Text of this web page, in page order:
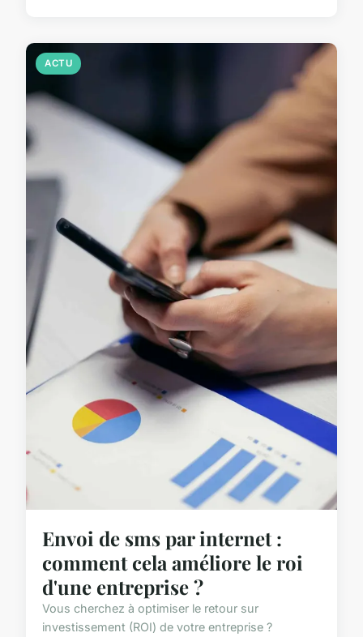
ACTU
Envoi de sms par internet :
comment cela améliore le roi
d'une entreprise ?
Vous cherchez à optimiser le retour sur
investissement (ROI) de votre entreprise ?